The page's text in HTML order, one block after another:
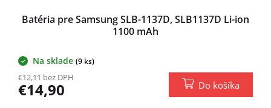
Batéria pre Samsung SLB-1137D, SLB1137D Li-ion
1100 mAh
Na sklade (9 ks)
€12,11 bez DPH
€14,90 Do košíka